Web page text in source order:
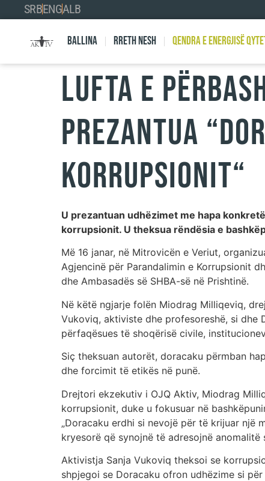
SRBENGALB
Ballina Rreth nesh Qendra e Energjisë
Lufta e
prezantua
Korrupsionit“
U prezantuan udhëzimet me hapa
korrupsionit. U theksua rëndësia e
Më 16 janar, në Mitrovicën e Veriut,
Agjencinë për Parandalimin e Korrupsionit
dhe Ambasadës së SHBA-së në Prishtinë.
Në këtë ngjarje folën Miodrag Milliqeviq,
Vukoviq, aktiviste dhe profesoreshë, si dhe
përfaqësues të shoqërisë civile,
Siç theksuan autorët, doracaku përmban
dhe forcimit të etikës në punë.
Drejtori ekzekutiv i OJQ Aktiv, Miodrag
korrupsionit, duke u fokusuar në
„Doracaku erdhi si nevojë për të krijuar një
kryesorë që synojnë të adresojnë
Aktivistja Sanja Vukoviq theksoi se
shpjegoi se Doracaku ofron udhëzime si